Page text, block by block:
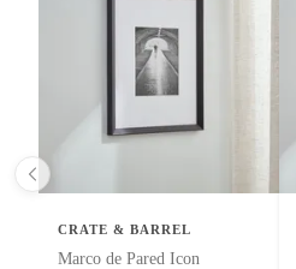
Número de piezas
Ancho
Licores y cigarros electrónicos.
CRATE & BARREL
Marco de Pared Icon